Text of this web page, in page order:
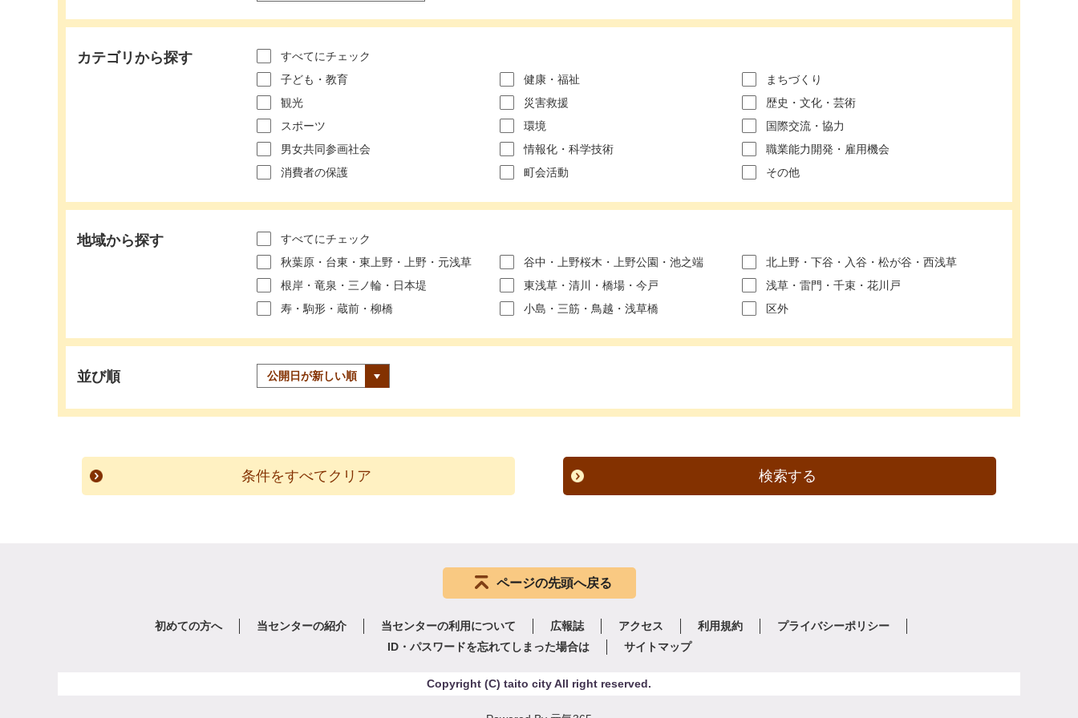
カテゴリから探す
すべてにチェック
子ども・教育
健康・福祉
まちづくり
観光
災害救援
歴史・文化・芸術
スポーツ
環境
国際交流・協力
男女共同参画社会
情報化・科学技術
職業能力開発・雇用機会
消費者の保護
町会活動 その他
地域から探す
すべてにチェック
秋葉原・台東・東上野・上野・元浅草
谷中・上野桜木・上野公園・池之端
北上野・下谷・入谷・松が谷・西浅草
根岸・竜泉・三ノ輪・日本堤
東浅草・清川・橋場・今戸
浅草・雷門・千束・花川戸
寿・駒形・蔵前・柳橋
小島・三筋・鳥越・浅草橋 区外
並び順
検索する
ページの先頭へ戻る
初めての方へ 当センターの紹介 当センターの利用について 広報誌 アクセス 利用規約
プライバシーポリシー
ID・パスワードを忘れてしまった場合は
サイトマップ
Copyright (C) taito city All right reserved.